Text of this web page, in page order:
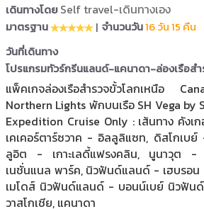
เดินทางโดยSelf travel-เดินทางเอง
มาตรฐาน | จำนวนวัน16 วัน 15 คืน
วันที่เดินทาง
โปรแกรมทัวร์กรีนแลนด์-แคนาดา-ล่องเรือส
แพ็คเกจล่องเรือสำรวจขั้วโลกเหนือ
Northern Lights พักบนเรือ SH Vega by
Expedition Cruise Only : เส้นทาง คัง
เคเคอร์ตาร์ซวาค - อิลลูลิแซท, ดิสโกเ
ลูอิต - เกาะเลดี้แฟรงคลิน, นูนาวุต -
เนชั่นแนล พาร์ค, นิวฟันด์แลนด์ - เฮบรอ
เมโดส์ นิวฟันด์แลนด์ - บอนน์เบย์ นิวฟั
วาสโกเชีย, แคนาดา